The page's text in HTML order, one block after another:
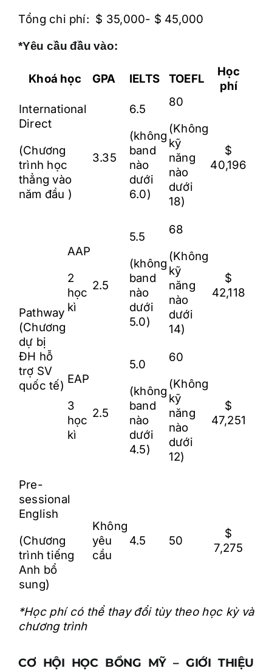
Tổng chi phí: $ 35,000- $ 45,000
*Yêu cầu đầu vào:
Khoá học GPA IELTS TOEFL
Học
phí
International
Direct
(Chương
trình học
thẳng vào
năm đầu )
3.35
6.5
(không
band
nào
dưới
6.0)
80
(Không
kỹ
năng
nào
dưới
18)
$
40,196
Pathway
(Chương
dự bị
ĐH hỗ
trợ SV
quốc tế)
AAP
2
học
kì
2.5
5.5
(không
band
nào
dưới
5.0)
68
(Không
kỹ
năng
nào
dưới
14)
$
42,118
EAP
3
học
kì
2.5
5.0
(không
band
nào
dưới
4.5)
60
(Không
kỹ
năng
nào
dưới
12)
$
47,251
Pre-
sessional
English
(Chương
trình tiếng
Anh bổ
sung)
Không
yêu
cầu
4.5 50
$
7,275
*Học phí có thể thay đổi tùy theo học kỳ và
chương trình
CƠ HỘI HỌC BỔNG MỸ – GIỚI THIỆU